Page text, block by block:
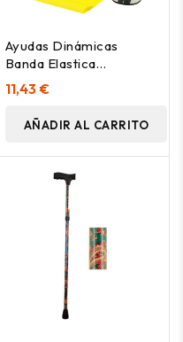
Ayudas Dinámicas
Banda Elastica
Theraband Amarillo
11,43 €
AÑADIR AL CARRITO